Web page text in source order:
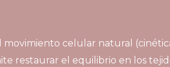
movimiento celular natural
restaurar el equilibrio en los